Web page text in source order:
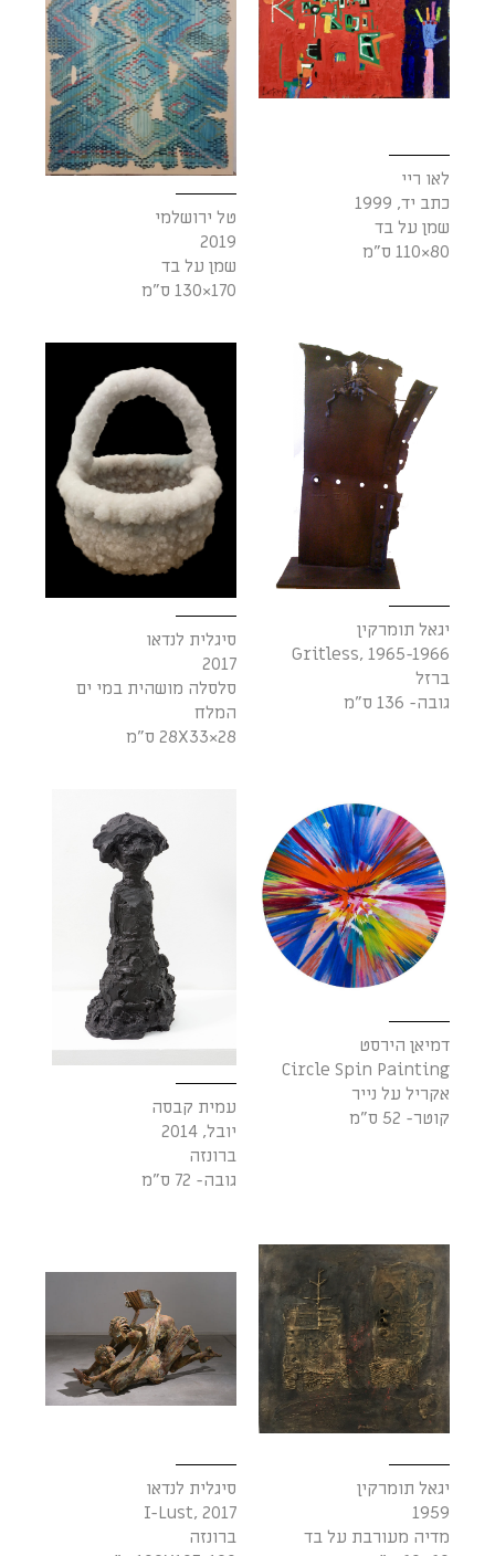
לאו ריי
כתב יד, 1999
שמן על בד
80×110 ס"מ
טל ירושלמי
2019
שמן על בד
170×130 ס"מ
יגאל תומרקין
Gritless, 1965-1966
ברזל
גובה- 136 ס"מ
סיגלית לנדאו
2017
סלסלה מושהית במי ים
המלח
28×28X33 ס"מ
דמיאן הירסט
Circle Spin Painting
אקריל על נייר
קוטר- 52 ס"מ
עמית קבסה
יובל, 2014
ברונזה
גובה- 72 ס"מ
יגאל תומרקין
1959
מדיה מעורבת על בד
סיגלית לנדאו
I-Lust, 2017
ברונזה